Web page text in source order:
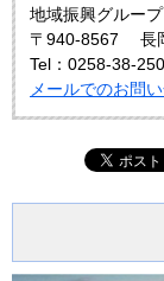
地域振興グループ
〒940-8567
長
Tel：0258-38-
メールでのお問